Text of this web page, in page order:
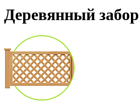
Деревянный забор